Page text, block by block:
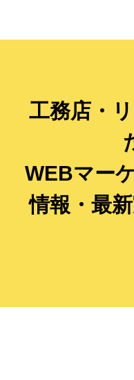
工務店・
WEBマー
情報・最